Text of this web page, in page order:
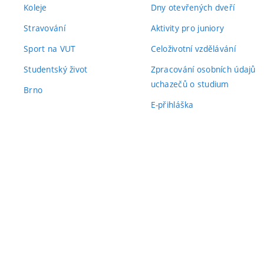
Koleje
Stravování
Sport na VUT
Studentský život
Brno
Dny otevřených dveří
Aktivity pro juniory
Celoživotní vzdělávání
Zpracování osobních údajů
uchazečů o studium
E-přihláška